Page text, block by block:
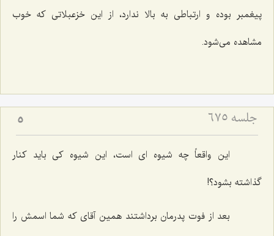
پیغمبر بوده و ارتباطی به بالا ندارد، از این خزعبلاتی كه خوب
مشاهده می‌شود.
جلسه ۶۷۵ 5
این واقعاً چه شیوه ای است، این شیوه كی باید كنار
گذاشته بشود؟!
بعد از فوت پدرمان برداشتند همین آقای كه شما اسمش را